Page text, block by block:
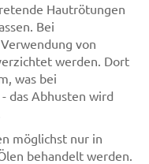
Hautrötungen
Bei
von
werden. Dort
was bei
das Abhusten wird
möglichst nur in
behandelt werden.